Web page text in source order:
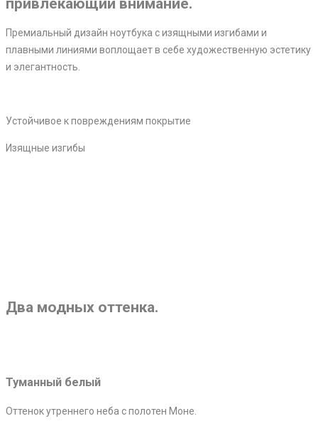
привлекающий внимание.
Премиальный дизайн ноутбука с изящными изгибами и
плавными линиями воплощает в себе художественную эстетику
и элегантность.
Устойчивое к повреждениям покрытие
Изящные изгибы
Два модных оттенка.
Туманный белый
Оттенок утреннего неба с полотен Моне.